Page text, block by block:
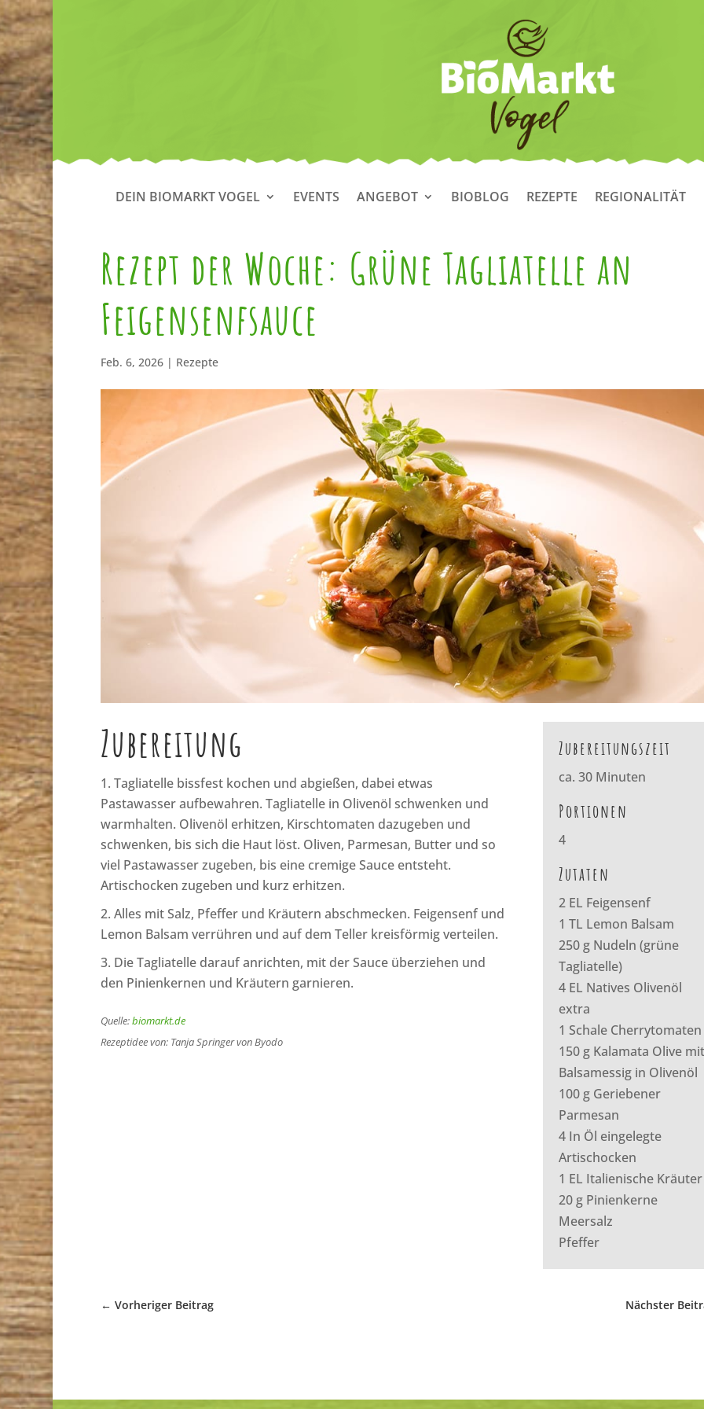
DEIN BIOMARKT VOGEL EVENTS ANGEBOT BIOBLOG REZEPTE REGIONALITÄT
Rezept der Woche: Grüne Tagliatelle an
Feigensenfsauce
Feb. 6, 2026| Rezepte
Zubereitung
Tagliatelle bissfest kochen und abgießen, dabei etwas
Pastawasser aufbewahren. Tagliatelle in Olivenöl schwenken und
warmhalten. Olivenöl erhitzen, Kirschtomaten dazugeben und
schwenken, bis sich die Haut löst. Oliven, Parmesan, Butter und so
viel Pastawasser zugeben, bis eine cremige Sauce entsteht.
Artischocken zugeben und kurz erhitzen.
Alles mit Salz, Pfeffer und Kräutern abschmecken. Feigensenf und
Lemon Balsam verrühren und auf dem Teller kreisförmig verteilen.
Die Tagliatelle darauf anrichten, mit der Sauce überziehen und
den Pinienkernen und Kräutern garnieren.
Quelle:biomarkt.de
Rezeptidee von: Tanja Springer von Byodo
Zubereitungszeit
ca. 30 Minuten
Portionen
4
Zutaten
2 EL Feigensenf
1 TL Lemon Balsam
250 g Nudeln (grüne
Tagliatelle)
4 EL Natives Olivenöl
extra
1 Schale Cherrytomaten
150 g Kalamata Olive
Balsamessig in Olivenöl
100 g Geriebener
Parmesan
4 In Öl eingelegte
Artischocken
1 EL Italienische Kräuter
20 g Pinienkerne
Meersalz
Pfeffer
← Vorheriger Beitrag Nächster